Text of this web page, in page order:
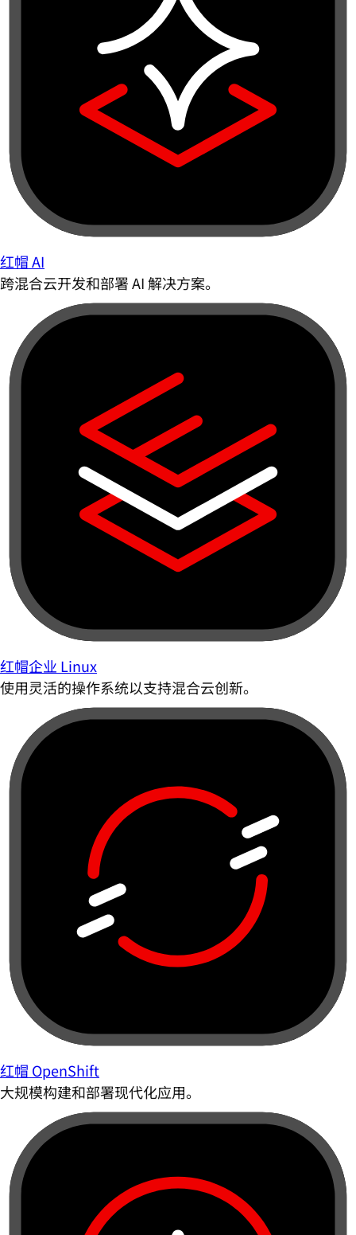
红帽 AI
跨混合云开发和部署 AI 解决方案。
红帽企业 Linux
使用灵活的操作系统以支持混合云创新。
红帽 OpenShift
大规模构建和部署现代化应用。